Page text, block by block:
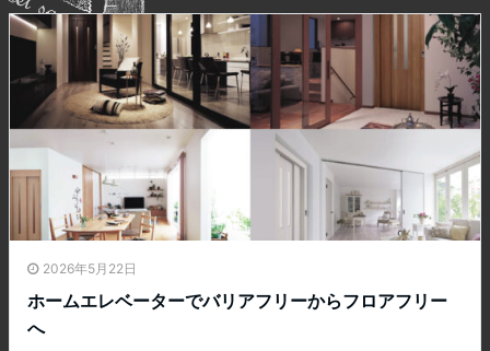
2026年5月22日
ホームエレベーターでバリアフリーからフロアフリー
へ